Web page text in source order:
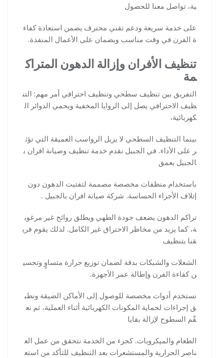
ية، تواصل معنا للحصول
على خدمة سريعة ودعم تقني محترف يضمن استعادة كفاء
ة الفرن في وقت مناسب وبضمان على الأعمال المنفذة.
تنظيف الأفران وإزالة الدهون المتراك
مة
التفريق بين تنظيف سطحي وتنظيف احترافي أمر مهم: التن
ظيف الاحترافي يصل إلى الزوايا المخفية ويحمي الدوائر ال
كهربائية،
بينما التنظيف السطحي لا يزيل الرواسب العميقة التي تؤث
ر على الأداء. في الجبيل نقدم خدمة تنظيف وصيانة افران ب
الجبيل بعمق
باستخدام منظفات مخصصة مصممة لتفتيت الدهون دون
إتلاف الأجزاء الحساسة. شركة صيانة افران بالجبيل .
تراكم الدهون يضعف جودة الطهي ويطلق روائح غير مرغوب
ة، كما يزيد من مخاطر الاحتراق غير الكامل. لذلك يقوم فري
قنا بتنظيف
الشعلات والشبكات بدقة لضمان توزيع حرارة متساوٍ وتحسي
ن كفاءة الفرن وإطالة عمر الأجهزة.
نستخدم أدوات مخصصة للوصول إلى الأماكن الضيقة ونطب
ق إجراءات لحماية المكونات الكهربائية أثناء العملية، ثم نع
قّم السطوح لإزالة بقايا
الطعام والميكروبات. كجزء من الخدمة نتحقق من عمل الع
ناصر الحرارية والمستشعرات بعد التنظيف للتأكد من استع